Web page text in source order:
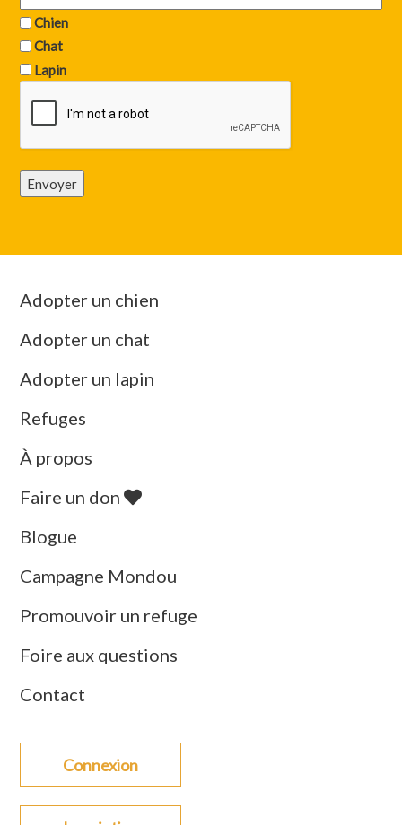
Chien
Chat
Lapin
Envoyer
Adopter un chien
Adopter un chat
Adopter un lapin
Refuges
À propos
Faire un don
Blogue
Campagne Mondou
Promouvoir un refuge
Foire aux questions
Contact
Connexion